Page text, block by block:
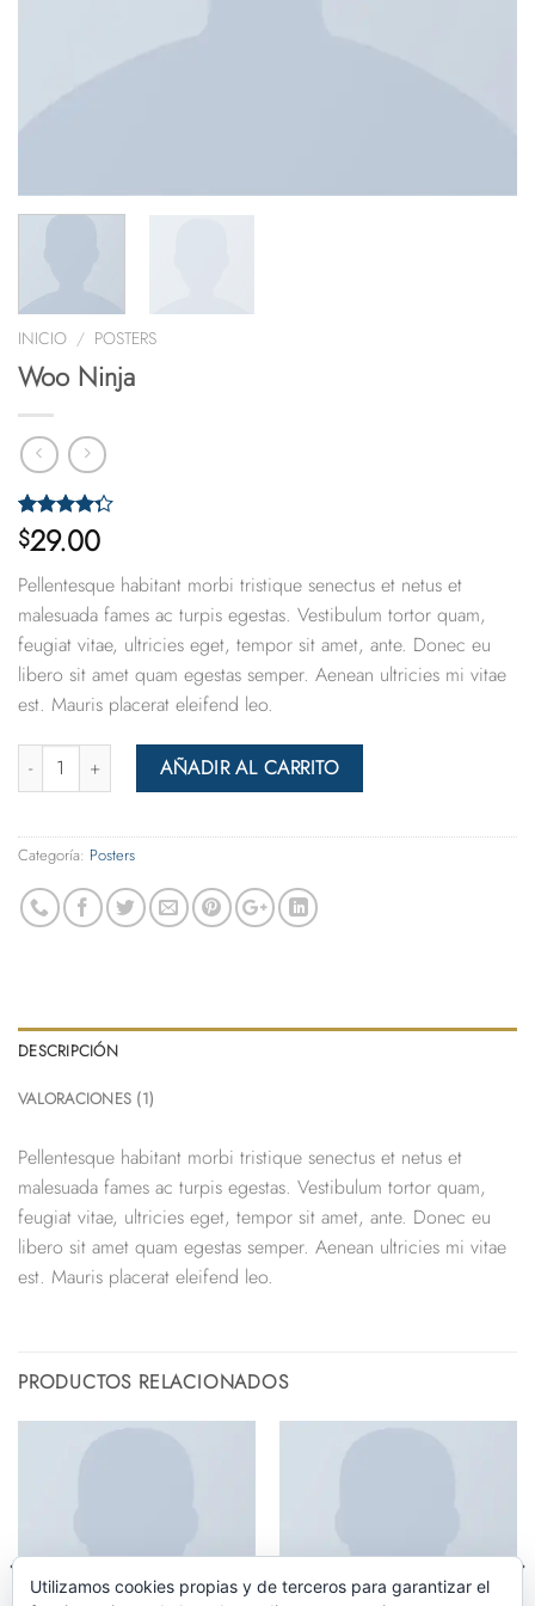
INICIO / POSTERS
Woo Ninja
Valorado
con4.00
base a
1
valoración
de un
cliente
$29.00
Pellentesque habitant morbi tristique senectus et netus et
malesuada fames ac turpis egestas. Vestibulum tortor quam,
feugiat vitae, ultricies eget, tempor sit amet, ante. Donec eu
libero sit amet quam egestas semper. Aenean ultricies mi vitae
est. Mauris placerat eleifend leo.
Cantidad AÑADIR AL CARRITO
Categoría: Posters
DESCRIPCIÓN
VALORACIONES (1)
Pellentesque habitant morbi tristique senectus et netus et
malesuada fames ac turpis egestas. Vestibulum tortor quam,
feugiat vitae, ultricies eget, tempor sit amet, ante. Donec eu
libero sit amet quam egestas semper. Aenean ultricies mi vitae
est. Mauris placerat eleifend leo.
PRODUCTOS RELACIONADOS
Utilizamos cookies propias y de terceros para garantizar el